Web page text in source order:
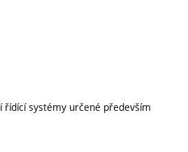
řídící systémy určené především